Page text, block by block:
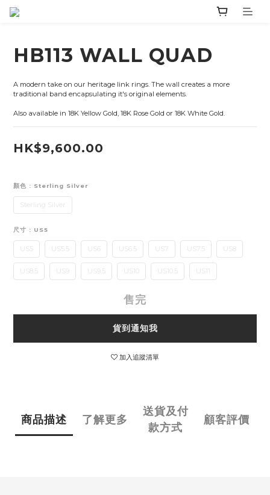
HB113 WALL QUAD
A modern take on our heritage link rings. The wall creates a more
traditional band encapsulating it's original elements.
Also available in 18K Yellow Gold, 18K Rose Gold or 18K White Gold.
HK$9,600.00
顏色 : Sterling Silver
Sterling Silver
尺寸 : US5
US5 US5.5 US6.5 US7 US7.5 US8
US8.5 US9.5 US10 US10.5 US11
售完
貨到通知我
加入追蹤清單
商品描述 了解更多
送貨及付
款方式
顧客評價